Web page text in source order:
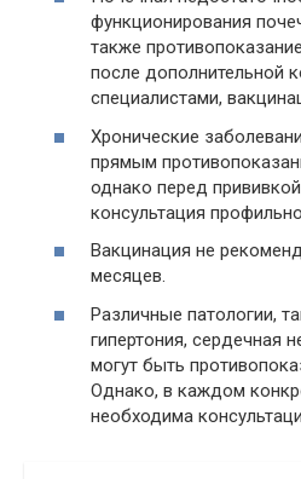
функционирования
также
после дополнительной
специалистами,
Хронические
прямым
однако перед
консультация
Вакцинация не
месяцев.
Различные патологии,
гипертония, сердечная
могут быть
Однако, в каждом
необходима